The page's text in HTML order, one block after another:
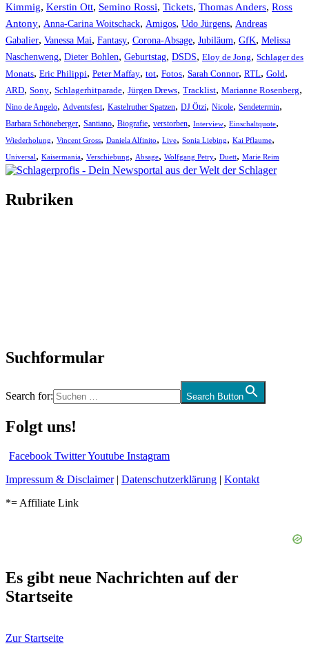
Kimmig, Kerstin Ott, Semino Rossi, Tickets, Thomas Anders, Ross
Antony, Anna-Carina Woitschack, Amigos, Udo Jürgens, Andreas
Gabalier, Vanessa Mai, Fantasy, Corona-Absage, Jubiläum, GfK, Melissa
Naschenweng, Dieter Bohlen, Geburtstag, DSDS, Eloy de Jong, Schlager des
Monats, Eric Philippi, Peter Maffay, tot, Fotos, Sarah Connor, RTL, Gold,
ARD, Sony, Schlagerhitparade, Jürgen Drews, Tracklist, Marianne Rosenberg,
Nino de Angelo, Adventsfest, Kastelruther Spatzen, DJ Ötzi, Nicole, Sendetermin,
Barbara Schöneberger, Santiano, Biografie, verstorben, Interview, Einschaltquote,
Wiederholung, Vincent Gross, Daniela Alfinito, Live, Sonia Liebing, Kai Pflaume,
Universal, Kaisermania, Verschiebung, Absage, Wolfgang Petry, Duett, Marie Reim
Rubriken
Suchformular
Search for: Search Button
Folgt uns!
Facebook TwitterYoutube Instagram
Impressum & Disclaimer| Datenschutzerklärung | Kontakt
*= Affiliate Link
Es gibt neue Nachrichten auf der
Startseite
Zur Startseite